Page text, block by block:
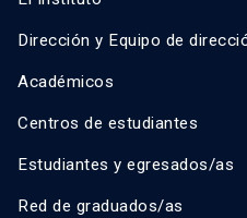
Dirección y Equipo de
Académicos
Centros de estudiantes
Estudiantes y egresados/as
Red de graduados/as